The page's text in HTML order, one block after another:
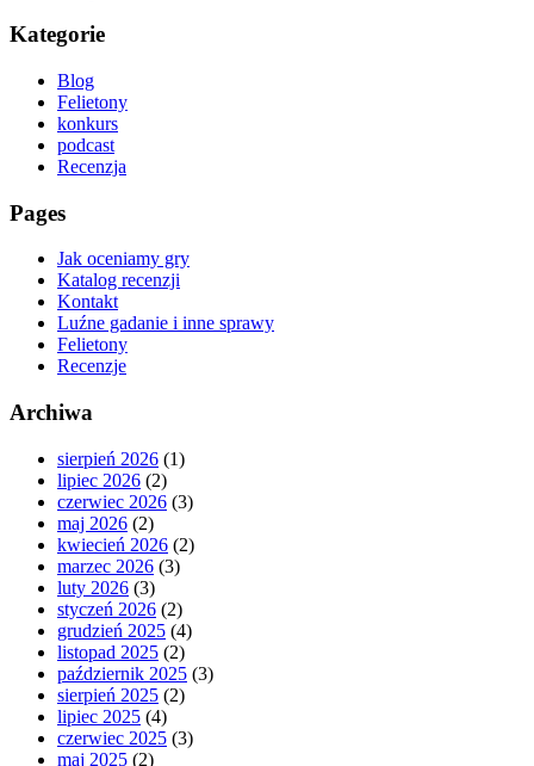
Kategorie
Blog
Felietony
konkurs
podcast
Recenzja
Pages
Jak oceniamy gry
Katalog recenzji
Kontakt
Luźne gadanie i inne sprawy
Felietony
Recenzje
Archiwa
sierpień 2026 (1)
lipiec 2026 (2)
czerwiec 2026 (3)
maj 2026 (2)
kwiecień 2026 (2)
marzec 2026 (3)
luty 2026 (3)
styczeń 2026 (2)
grudzień 2025 (4)
listopad 2025 (2)
październik 2025 (3)
sierpień 2025 (2)
lipiec 2025 (4)
czerwiec 2025 (3)
maj 2025 (2)